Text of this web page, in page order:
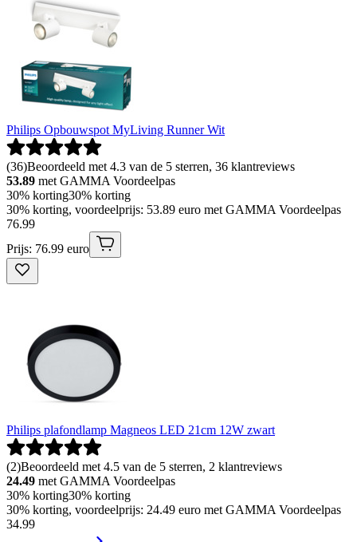
Philips Opbouwspot MyLiving Runner Wit
(36)Beoordeeld met 4.3 van de 5 sterren, 36 klantreviews
53.89 met GAMMA Voordeelpas
30% korting30% korting
30% korting, voordeelprijs: 53.89 euro met GAMMA Voordeelpas
76.99
Prijs: 76.99 euro
Philips plafondlamp Magneos LED 21cm 12W zwart
(2)Beoordeeld met 4.5 van de 5 sterren, 2 klantreviews
24.49 met GAMMA Voordeelpas
30% korting30% korting
30% korting, voordeelprijs: 24.49 euro met GAMMA Voordeelpas
34.99